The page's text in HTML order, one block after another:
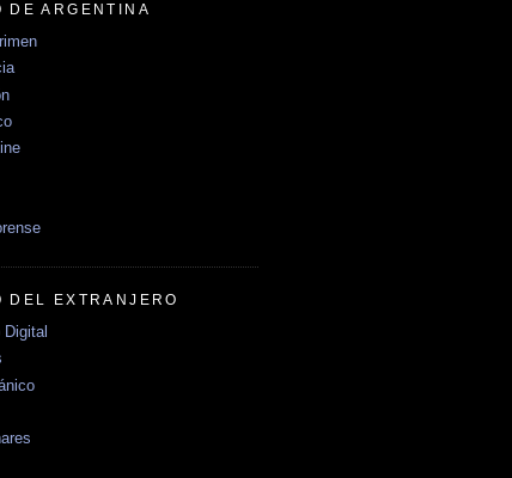
DE ARGENTINA
DEL EXTRANJERO